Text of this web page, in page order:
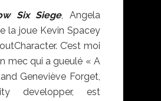
Six Siege, Angela
la joue Kevin Spacey
C’est moi
mec qui a gueulé « A
Geneviève Forget,
developper, est